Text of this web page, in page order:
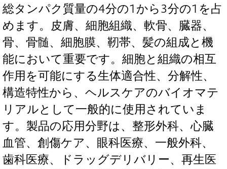
総タンパク質量の4分の1から3分の1を占
めます。皮膚、細胞組織、軟骨、臓器、
骨、骨髄、細胞膜、靭帯、髪の組成と機
能において重要です。細胞と組織の相互
作用を可能にする生体適合性、分解性、
構造特性から、ヘルスケアのバイオマテ
リアルとして一般的に使用されていま
す。製品の応用分野は、整形外科、心臓
血管、創傷ケア、眼科医療、一般外科、
歯科医療、ドラッグデリバリー、再生医